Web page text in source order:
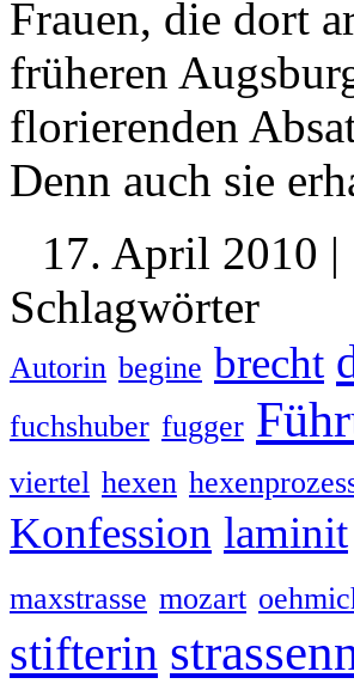
Frauen, die dort
früheren
florierenden
Denn auch sie
17. April 2010 |
Schlagwörter
Autorin begine brecht
fuchshuber fugger
viertel hexen
Konfession laminit
maxstrasse mozart
stifterin